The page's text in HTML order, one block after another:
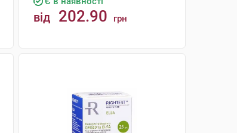
від 202.90 грн